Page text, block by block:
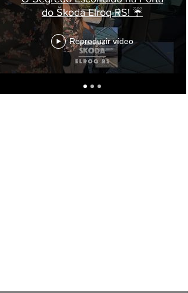
do Škoda Elroq RS! ☔
Reproduzir vídeo